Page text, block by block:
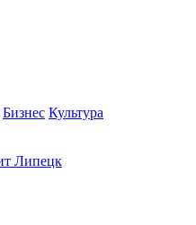
Бизнес Культура
Липецк